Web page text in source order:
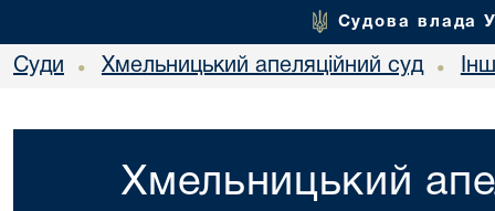
Судова влада
Суди • Хмельницький апеляційний суд •
Хмельницький